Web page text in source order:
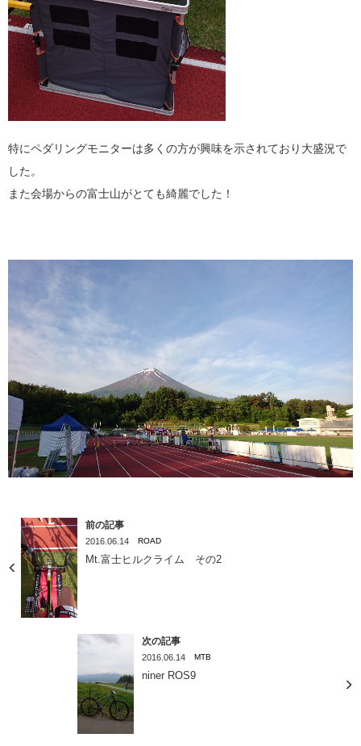
特にペダリングモニターは多くの方が興味を示されており大盛況で
した。
また会場からの富士山がとても綺麗でした！
前の記事
2016.06.14 ROAD
Mt.富士ヒルクライム その2
次の記事
2016.06.14 MTB
niner ROS9